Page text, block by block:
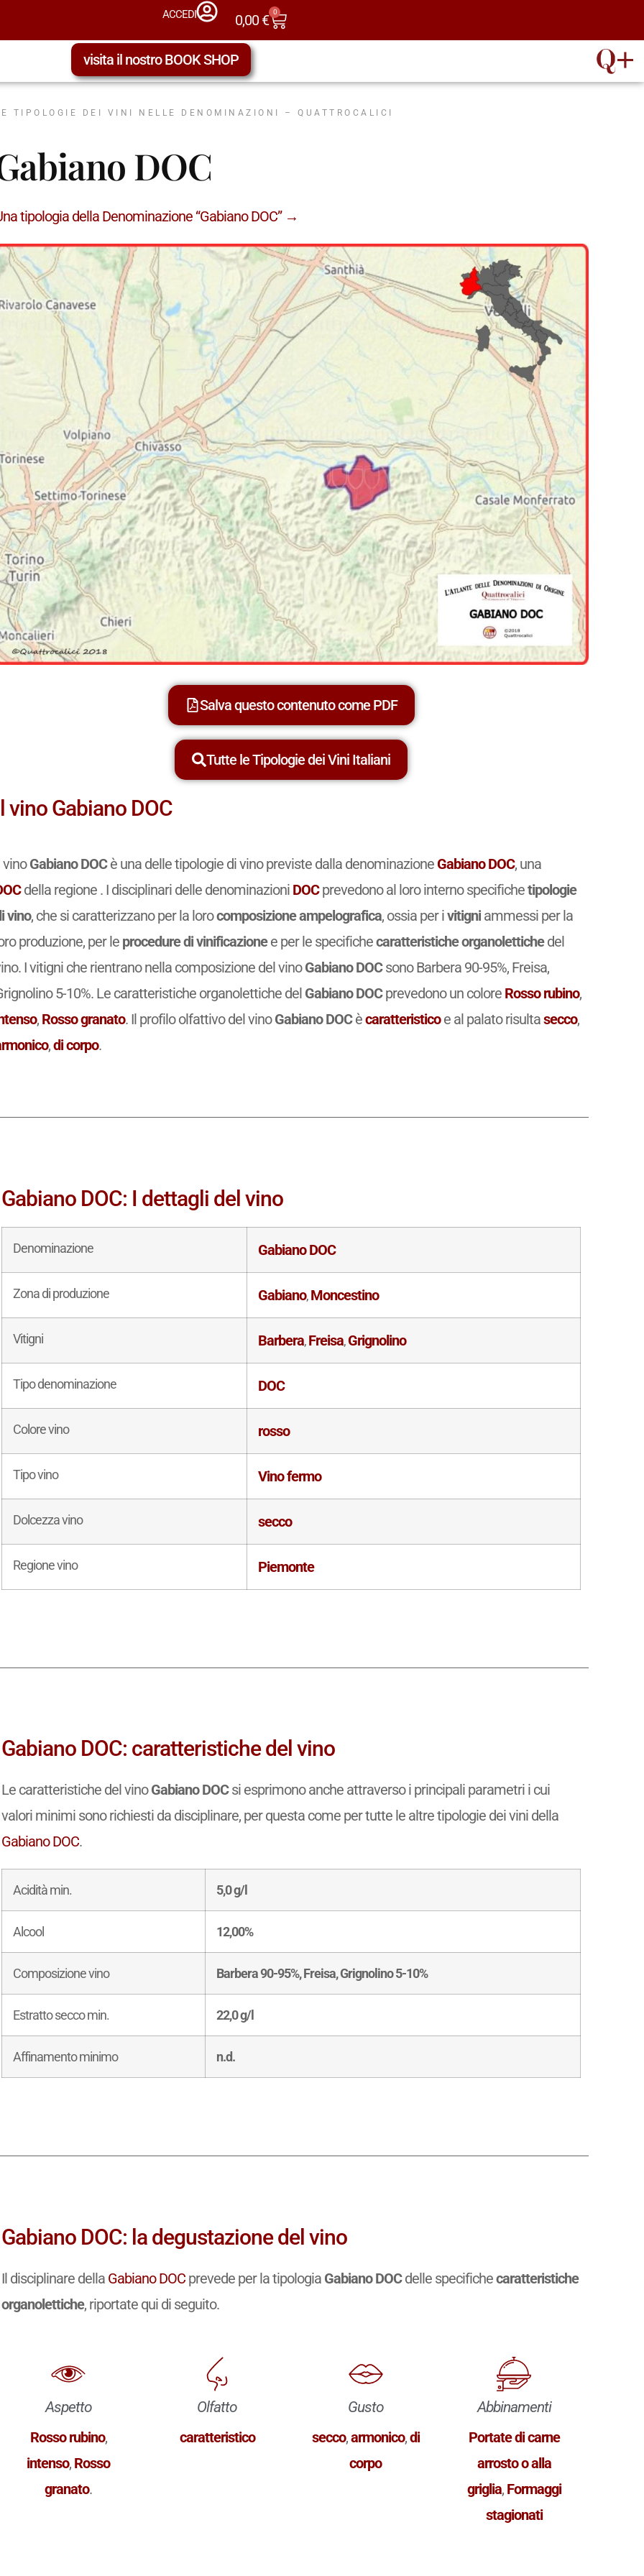
ACCEDI 0,00€ 0
visita il nostro BOOK SHOP
TIPOLOGIE DEI VINI NELLE DENOMINAZIONI – QUATTROCALICI
DOC
tipologia della Denominazione “Gabiano DOC” →
Salva questo contenuto come PDF
Tutte le Tipologie dei Vini Italiani
vino Gabiano DOC
vinoGabiano DOCè una delle tipologie di vino previste dalla denominazione Gabiano DOC, una
della regione . I disciplinari delle denominazioni DOCprevedono al loro interno specifichetipologie
vino, che si caratterizzano per la lorocomposizione ampelografica, ossia per ivitigniammessi per la
produzione, per le procedure di vinificazionee per le specifichecaratteristiche organolettichedel
I vitigni che rientrano nella composizione del vinoGabiano DOCsono Barbera 90-95%, Freisa,
5-10%. Le caratteristiche organolettiche del Gabiano DOCprevedono un colore Rosso rubino,
, Rosso granato. Il profilo olfattivo del vinoGabiano DOCècaratteristicoe al palato risultasecco,
,di corpo.
Gabiano DOC: I dettagli del vino
Denominazione Gabiano DOC
Zona di produzione Gabiano,Moncestino
Vitigni Barbera,Freisa,Grignolino
Tipo denominazione DOC
Colore vino rosso
Tipo vino Vino fermo
Dolcezza vino secco
Regione vino Piemonte
Gabiano DOC: caratteristiche del vino
Le caratteristiche del vinoGabiano DOCsi esprimono anche attraverso i principali parametri i cui
valori minimi sono richiesti da disciplinare, per questa come per tutte le altre tipologie dei vini della
Gabiano DOC.
Acidità min. 5,0 g/l
Alcool 12,00%
Composizione vino Barbera 90-95%, Freisa, Grignolino 5-10%
Estratto secco min. 22,0 g/l
Affinamento minimo n.d.
Gabiano DOC: la degustazione del vino
Il disciplinare della Gabiano DOC prevede per la tipologia Gabiano DOCdelle specifichecaratteristiche
organolettiche, riportate qui di seguito.
Aspetto
Rosso rubino,
intenso, Rosso
granato.
Olfatto
caratteristico
Gusto
secco,armonico,di
corpo
Abbinamenti
Portate di carne
arrosto o alla
griglia, Formaggi
stagionati